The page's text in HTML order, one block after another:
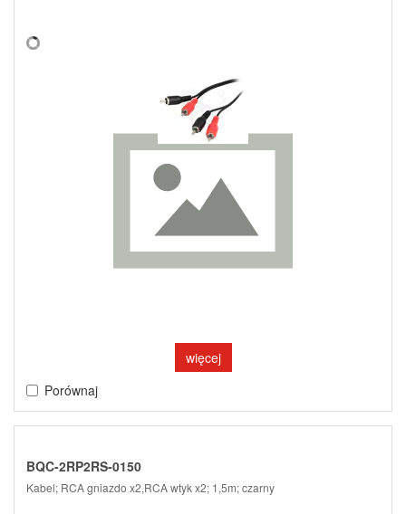
więcej
Porównaj
BQC-2RP2RS-0150
Kabel; RCA gniazdo x2,RCA wtyk x2; 1,5m; czarny